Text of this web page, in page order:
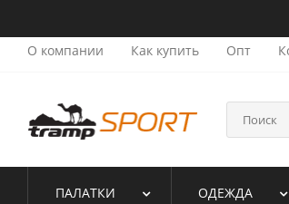
О компании
Как купить Опт
ПАЛАТКИ ОДЕЖДА